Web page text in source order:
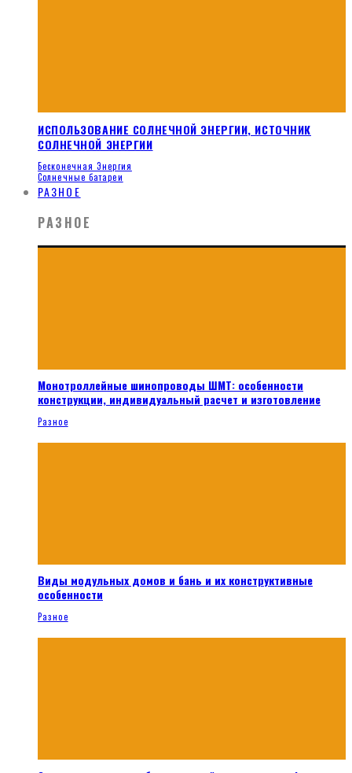
ИСПОЛЬЗОВАНИЕ СОЛНЕЧНОЙ ЭНЕРГИИ, ИСТОЧНИК
СОЛНЕЧНОЙ ЭНЕРГИИ
Бесконечная Энергия
Солнечные батареи
РАЗНОЕ
РАЗНОЕ
Монотроллейные шинопроводы ШМТ: особенности
конструкции, индивидуальный расчет и изготовление
Разное
Виды модульных домов и бань и их конструктивные
особенности
Разное